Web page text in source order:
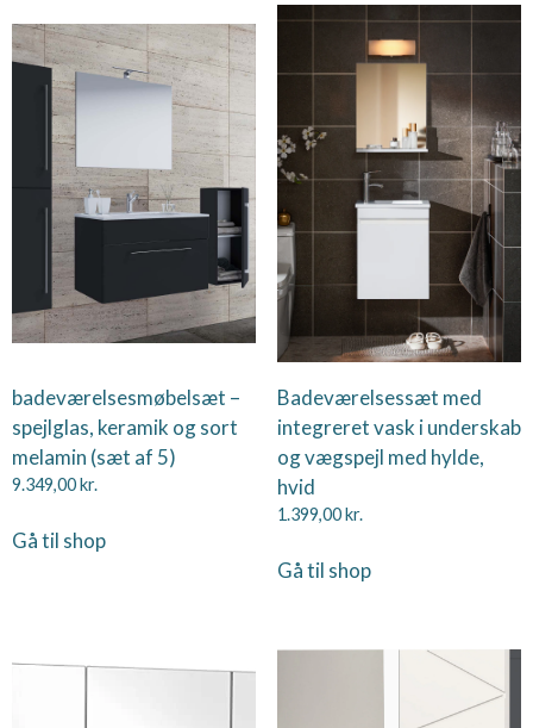
badeværelsesmøbelsæt –
spejlglas, keramik og sort
melamin (sæt af 5)
9.349,00kr.
Gå til shop
Badeværelsessæt med
integreret vask i underskab
og vægspejl med hylde,
hvid
1.399,00kr.
Gå til shop